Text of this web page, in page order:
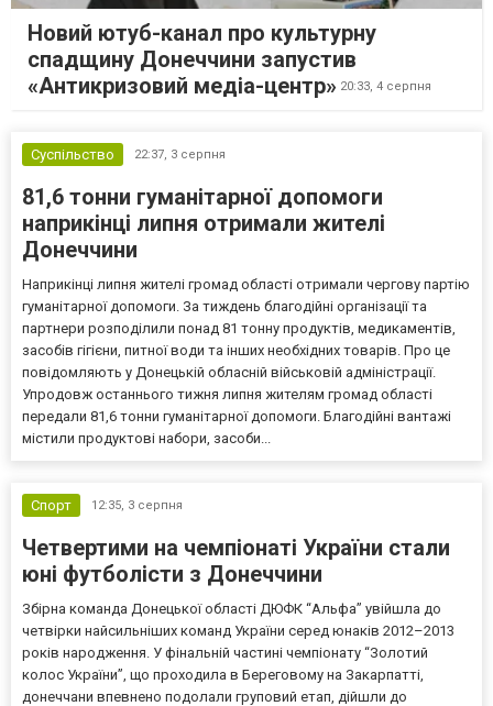
Новий ютуб-канал про культурну
спадщину Донеччини запустив
«Антикризовий медіа-центр» 20:33, 4 серпня
Суспільство 22:37, 3 серпня
81,6 тонни гуманітарної допомоги
наприкінці липня отримали жителі
Донеччини
Наприкінці липня жителі громад області отримали чергову партію
гуманітарної допомоги. За тиждень благодійні організації та
партнери розподілили понад 81 тонну продуктів, медикаментів,
засобів гігієни, питної води та інших необхідних товарів. Про це
повідомляють у Донецькій обласній військовій адміністрації.
Упродовж останнього тижня липня жителям громад області
передали 81,6 тонни гуманітарної допомоги. Благодійні вантажі
містили продуктові набори, засоби...
Спорт 12:35, 3 серпня
Четвертими на чемпіонаті України стали
юні футболісти з Донеччини
Збірна команда Донецької області ДЮФК “Альфа” увійшла до
четвірки найсильніших команд України серед юнаків 2012–2013
років народження. У фінальній частині чемпіонату “Золотий
колос України”, що проходила в Береговому на Закарпатті,
донеччани впевнено подолали груповий етап, дійшли до